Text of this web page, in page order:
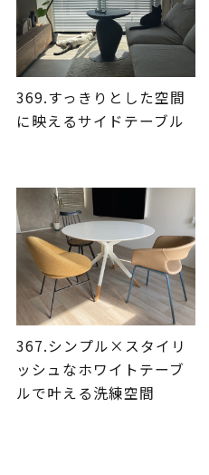
369.すっきりとした空間
に映えるサイドテーブル
367.シンプル×スタイリ
ッシュなホワイトテーブ
ルで叶える洗練空間